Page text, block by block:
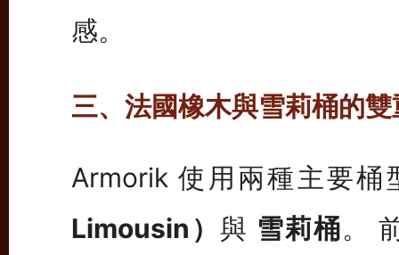
感。
三、法國橡木與雪莉桶的
Armorik 使用兩種主要桶
Limousin） 與 雪莉桶。